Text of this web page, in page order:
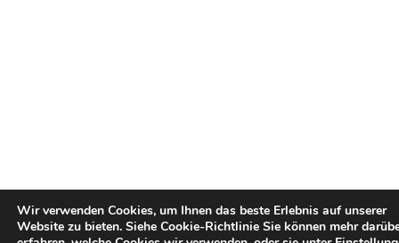
Wir verwenden Cookies, um Ihnen das beste Erlebnis auf unserer
Website zu bieten. Siehe Cookie-Richtlinie Sie können mehr